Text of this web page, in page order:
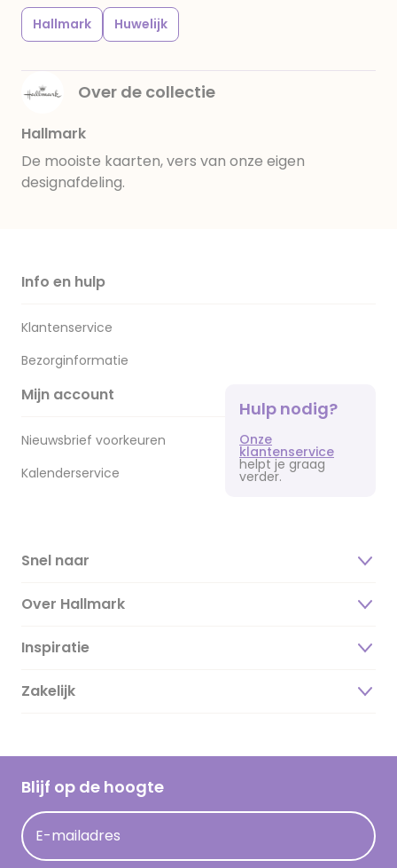
Hallmark Huwelijk
Over de collectie
Hallmark
De mooiste kaarten, vers van onze eigen
designafdeling.
Info en hulp
Klantenservice
Bezorginformatie
Mijn account
Nieuwsbrief voorkeuren
Kalenderservice
Hulp nodig?
Onze
klantenservice
helpt je graag
verder.
Snel naar
Over Hallmark
Over ons
Duurzaamheid
Hallmark Kaartclub
Acties
Persberichten
Inspiratie
Magazine
Cadeau inspiratie
Kaartinspiratie
Zakelijk
Blijf op de hoogte
E-mailadres